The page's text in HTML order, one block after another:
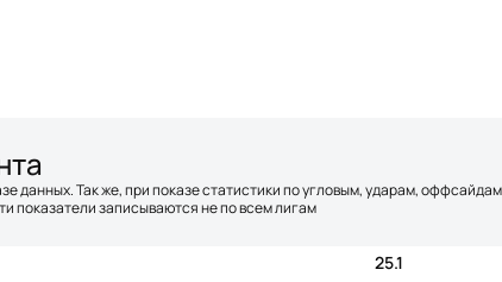
данных. Так же, при показе статистики по угловым, ударам,
показатели записываются не по всем лигам
25.1